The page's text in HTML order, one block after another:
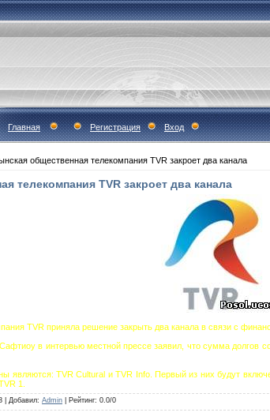
Главная Регистрация Вход
общественная телекомпания TVR закроет два канала
телекомпания TVR закроет два канала
TVR приняла решение закрыть два канала в связи с
в интервью местной прессе заявил, что сумма долгов
являются: TVR Cultural и TVR Info. Первый из них будут
1.
Добавил: Admin Рейтинг: 0.0/0